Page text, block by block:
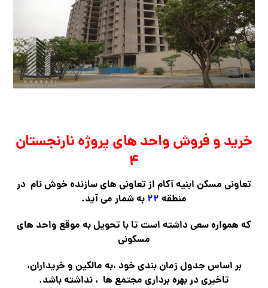
خرید و فروش واحد های پروژه نارنجستان
۴
تعاونی مسکن ابنیه آکام از تعاونی های سازنده خوش نام در
منطقه ۲۲ به شمار می آید.
که همواره سعی داشته است تا با تحویل به موقع واحد های
مسکونی
بر اساس جدول زمان بندی خود ،به مالکین و خریداران،
تاخیری در بهره برداری مجتمع ها ، نداشته باشد.